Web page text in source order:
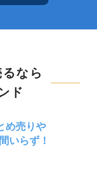
なら
ド
め売りや
いらず！